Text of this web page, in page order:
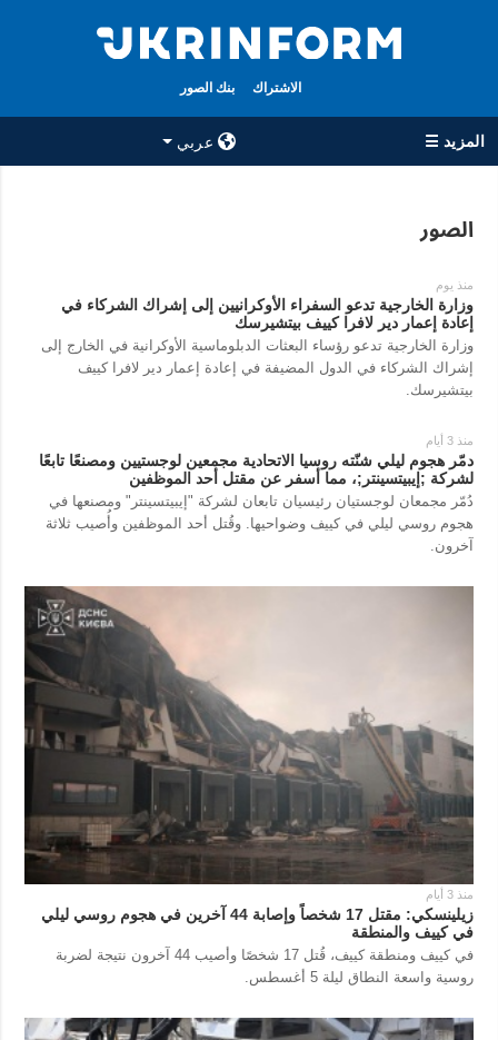
الاشتراك بنك الصور
المزيد ☰
عربي
جميع الأقسام
حرب
سياسة
اقتصاد
تعافي أوكرانيا
الدفاع
رياضة
الوكالة
جهات الاتصال
سياسة الخصوصية
المزيد
بنك الصور
الصور
منذ يوم
وزارة الخارجية تدعو السفراء الأوكرانيين إلى إشراك الشركاء في
إعادة إعمار دير لافرا كييف بيتشيرسك
وزارة الخارجية تدعو رؤساء البعثات الدبلوماسية الأوكرانية في الخارج إلى
إشراك الشركاء في الدول المضيفة في إعادة إعمار دير لافرا كييف
بيتشيرسك.
منذ 3 أيام
دمّر هجوم ليلي شنّته روسيا الاتحادية مجمعين لوجستيين ومصنعًا تابعًا
لشركة ;إيبيتسينتر;، مما أسفر عن مقتل أحد الموظفين
دُمّر مجمعان لوجستيان رئيسيان تابعان لشركة "إيبيتسينتر" ومصنعها في
هجوم روسي ليلي في كييف وضواحيها. وقُتل أحد الموظفين وأُصيب ثلاثة
آخرون.
منذ 3 أيام
زيلينسكي: مقتل 17 شخصاً وإصابة 44 آخرين في هجوم روسي ليلي
في كييف والمنطقة
في كييف ومنطقة كييف، قُتل 17 شخصًا وأصيب 44 آخرون نتيجة لضربة
روسية واسعة النطاق ليلة 5 أغسطس.